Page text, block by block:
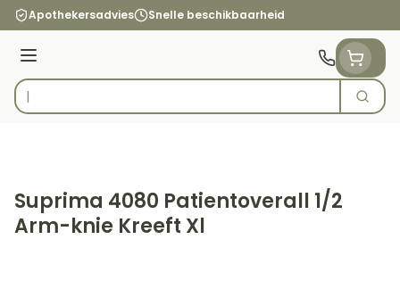
Ga naar de inhoud
Apothekersadvies Snelle beschikbaarheid
Menu
Product, merk, categorie...
Zoek
Suprima 4080 Patientoverall 1/2
Arm-knie Kreeft Xl